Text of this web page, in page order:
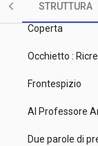
STRUTTURA
Coperta
Occhietto :
Frontespizio
Al Professore
Due parole di